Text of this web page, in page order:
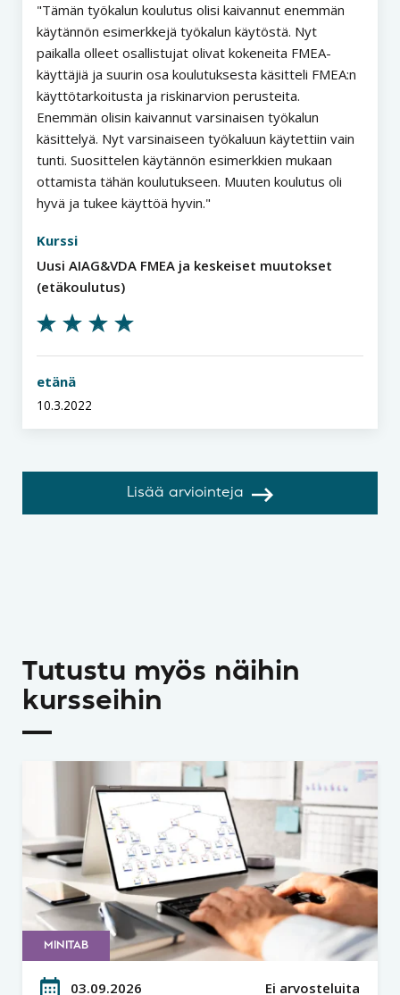
Tämän työkalun koulutus olisi kaivannut enemmän
käytännön esimerkkejä työkalun käytöstä. Nyt
paikalla olleet osallistujat olivat kokeneita FMEA-
käyttäjiä ja suurin osa koulutuksesta käsitteli FMEA:n
käyttötarkoitusta ja riskinarvion perusteita.
Enemmän olisin kaivannut varsinaisen työkalun
käsittelyä. Nyt varsinaiseen työkaluun käytettiin vain
tunti. Suosittelen käytännön esimerkkien mukaan
ottamista tähän koulutukseen. Muuten koulutus oli
hyvä ja tukee käyttöä hyvin.
Kurssi
Uusi AIAG&VDA FMEA ja keskeiset muutokset
(etäkoulutus)
etänä
10.3.2022
Lisää arviointeja
Tutustu myös näihin
kursseihin
MINITAB
03.09.2026 Ei arvosteluita